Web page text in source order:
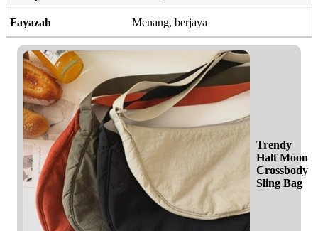
Fayazah Menang, berjaya
Trendy
Half Moon
Crossbody
Sling Bag